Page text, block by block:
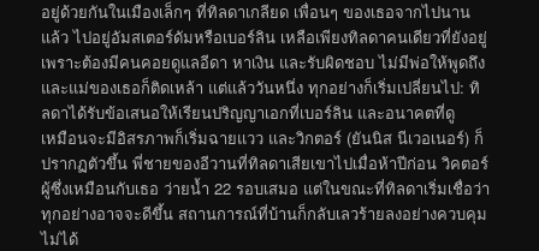
อยู่ด้วยกันในเมืองเล็กๆ ที่ทิลดาเกลียด เพื่อนๆ ของเธอจากไปนาน
แล้ว ไปอยู่อัมสเตอร์ดัมหรือเบอร์ลิน เหลือเพียงทิลดาคนเดียวที่ยังอยู่
เพราะต้องมีคนคอยดูแลอีดา หาเงิน และรับผิดชอบ ไม่มีพ่อให้พูดถึง
และแม่ของเธอก็ติดเหล้า แต่แล้ววันหนึ่ง ทุกอย่างก็เริ่มเปลี่ยนไป: ทิ
ลดาได้รับข้อเสนอให้เรียนปริญญาเอกที่เบอร์ลิน และอนาคตที่ดู
เหมือนจะมีอิสรภาพก็เริ่มฉายแวว และวิกตอร์ (ยันนิส นีเวอเนอร์) ก็
ปรากฏตัวขึ้น พี่ชายของอีวานที่ทิลดาเสียเขาไปเมื่อห้าปีก่อน วิคตอร์
ผู้ซึ่งเหมือนกับเธอ ว่ายน้ำ 22 รอบเสมอ แต่ในขณะที่ทิลดาเริ่มเชื่อว่า
ทุกอย่างอาจจะดีขึ้น สถานการณ์ที่บ้านก็กลับเลวร้ายลงอย่างควบคุม
ไม่ได้